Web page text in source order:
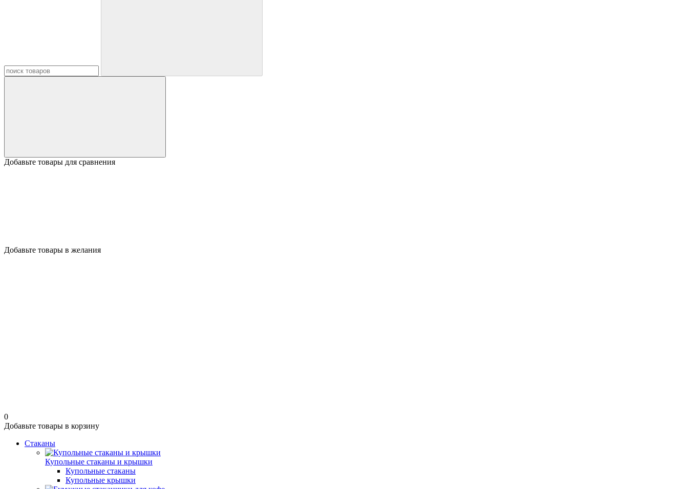
Добавьте товары для сравнения
Добавьте товары в желания
0
Добавьте товары в корзину
Стаканы
Купольные стаканы и крышки
Купольные стаканы
Купольные крышки